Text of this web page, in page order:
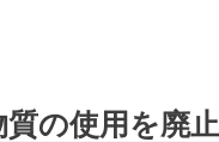
の使用を廃止